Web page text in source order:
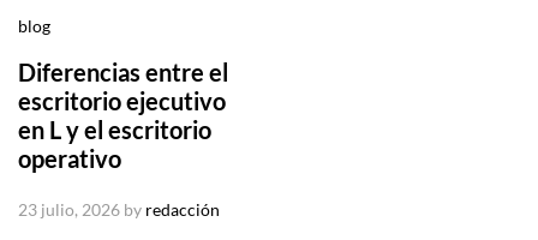
blog
Diferencias entre el
escritorio ejecutivo
en L y el escritorio
operativo
23 julio, 2026 by redacción